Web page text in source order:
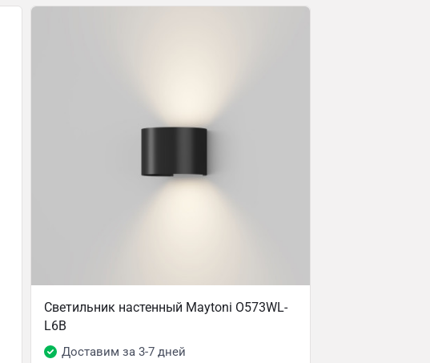
Светильник настенный Maytoni O573WL-
L6B
Доставим за 3-7 дней